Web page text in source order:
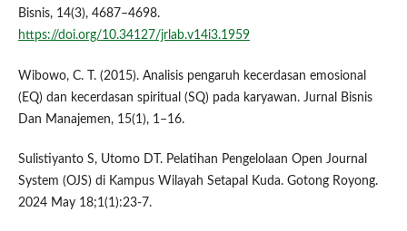
Bisnis, 14(3), 4687–4698.
https://doi.org/10.34127/jrlab.v14i3.1959
Wibowo, C. T. (2015). Analisis pengaruh kecerdasan emosional
(EQ) dan kecerdasan spiritual (SQ) pada karyawan. Jurnal Bisnis
Dan Manajemen, 15(1), 1–16.
Sulistiyanto S, Utomo DT. Pelatihan Pengelolaan Open Journal
System (OJS) di Kampus Wilayah Setapal Kuda. Gotong Royong.
2024 May 18;1(1):23-7.